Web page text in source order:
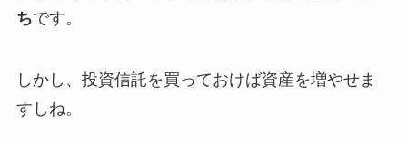
ちです。
しかし、 投資信託を買っておけば資産を増やせま
す しね。